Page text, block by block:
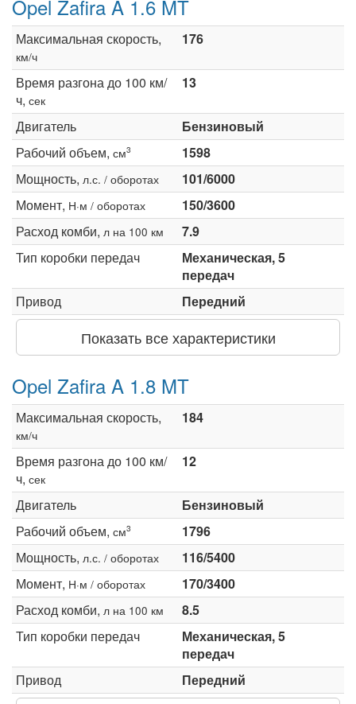
Opel Zafira A 1.6 MT
Максимальная скорость,
км/ч
176
Время разгона до 100 км/
ч, сек
13
Двигатель
Бензиновый
Рабочий объем, см3
1598
Мощность, л.с. / оборотах
101/6000
Момент, Н·м / оборотах
150/3600
Расход комби, л на 100 км
7.9
Тип коробки передач
Механическая, 5
передач
Привод
Передний
Показать все характеристики
Opel Zafira A 1.8 MT
Максимальная скорость,
км/ч
184
Время разгона до 100 км/
ч, сек
12
Двигатель
Бензиновый
Рабочий объем, см3
1796
Мощность, л.с. / оборотах
116/5400
Момент, Н·м / оборотах
170/3400
Расход комби, л на 100 км
8.5
Тип коробки передач
Механическая, 5
передач
Привод
Передний